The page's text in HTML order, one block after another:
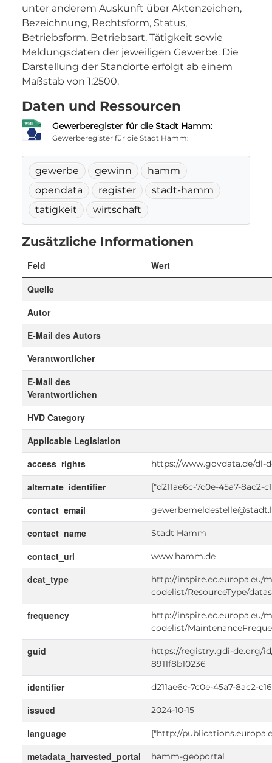
unter anderem Auskunft über Aktenzeichen,
Bezeichnung, Rechtsform, Status,
Betriebsform, Betriebsart, Tätigkeit sowie
Meldungsdaten der jeweiligen Gewerbe. Die
Darstellung der Standorte erfolgt ab einem
Maßstab von 1:2500.
Daten und Ressourcen
Gewerberegister für die Stadt Hamm:
Gewerberegister für die Stadt Hamm:
gewerbe gewinn
hamm
opendata
register
stadt-hamm
tatigkeit
wirtschaft
Zusätzliche Informationen
Feld
Wert
Quelle
Autor
E-Mail des Autors
Verantwortlicher
E-Mail des
Verantwortlichen
HVD Category
Applicable Legislation
access_rights
https://www.govdata.de/dl-
alternate_identifier ["d211ae6c-7c0e-45a7-8ac2-
contact_email
contact_name Stadt Hamm
contact_url www.hamm.de
dcat_type
http://inspire.ec.europa.eu/
codelist/ResourceType/
frequency
http://inspire.ec.europa.eu/
codelist/
guid
https://registry.gdi-de.org/
8911f8b10236
identifier d211ae6c-7c0e-45a7-8ac2-
issued 2024-10-15
language ["http://
metadata_harvested_portal hamm-geoportal